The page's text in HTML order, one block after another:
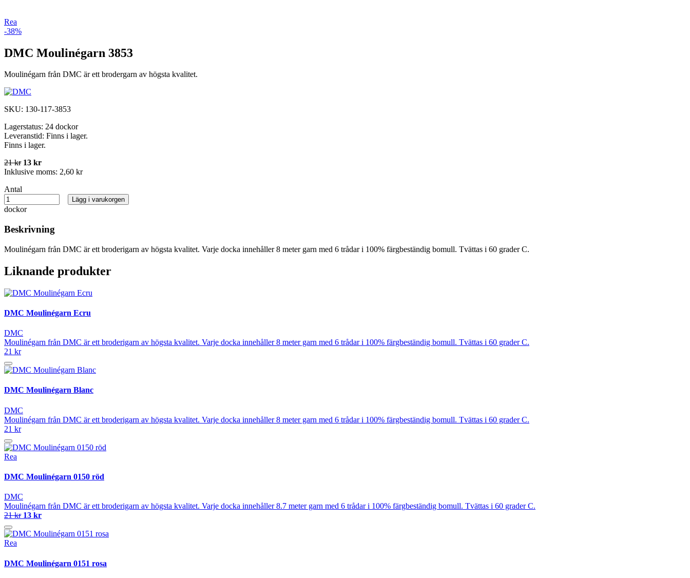
Rea
-38%
DMC Moulinégarn 3853
Moulinégarn från DMC är ett brodergarn av högsta kvalitet.
SKU: 130-117-3853
Lagerstatus: 24 dockor
Leveranstid: Finns i lager.
Finns i lager.
21 kr 13 kr
Inklusive moms: 2,60 kr
Antal
dockor
Lägg i varukorgen
Beskrivning
Moulinégarn från DMC är ett broderigarn av högsta kvalitet. Varje docka innehåller 8 meter garn med 6 trådar i 100% färgbeständig bomull. Tvättas i 60 grader C.
Liknande produkter
DMC Moulinégarn Ecru
DMC
Moulinégarn från DMC är ett broderigarn av högsta kvalitet. Varje docka innehåller 8 meter garn med 6 trådar i 100% färgbeständig bomull. Tvättas i 60 grader C.
21 kr
DMC Moulinégarn Blanc
DMC
Moulinégarn från DMC är ett broderigarn av högsta kvalitet. Varje docka innehåller 8 meter garn med 6 trådar i 100% färgbeständig bomull. Tvättas i 60 grader C.
21 kr
Rea
DMC Moulinégarn 0150 röd
DMC
Moulinégarn från DMC är ett broderigarn av högsta kvalitet. Varje docka innehåller 8.7 meter garn med 6 trådar i 100% färgbeständig bomull. Tvättas i 60 grader C.
21 kr 13 kr
Rea
DMC Moulinégarn 0151 rosa